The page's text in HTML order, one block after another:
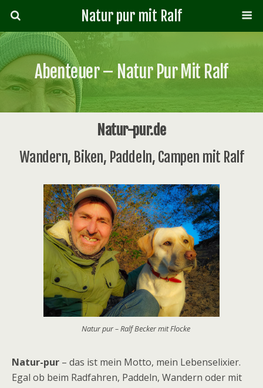
Natur pur mit Ralf
Abenteuer – Natur Pur Mit Ralf
Natur-pur.de
Wandern, Biken, Paddeln, Campen mit Ralf
Natur pur – Ralf Becker mit Flocke
Natur-pur – das ist mein Motto, mein Lebenselixier.
Egal ob beim Radfahren, Paddeln, Wandern oder mit